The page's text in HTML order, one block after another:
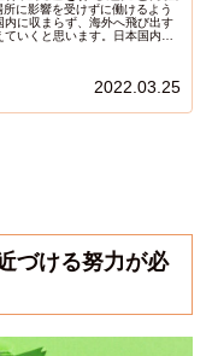
に影響を受けずに働けるよう
内に収まらず、海外へ飛び出す
いくと思います。日本国内に
2022.03.25
づける努力が必